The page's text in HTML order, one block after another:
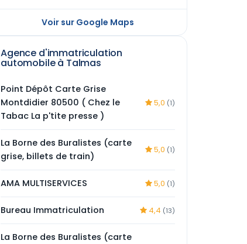
Voir sur Google Maps
Agence d'immatriculation
automobile à Talmas
Point Dépôt Carte Grise
Montdidier 80500 ( Chez le
Tabac La p'tite presse )
5,0 (1)
La Borne des Buralistes (carte
grise, billets de train)
5,0 (1)
AMA MULTISERVICES 5,0 (1)
Bureau Immatriculation 4,4 (13)
La Borne des Buralistes (carte